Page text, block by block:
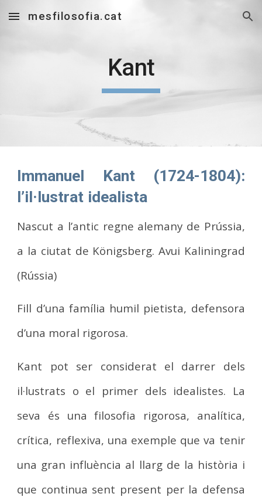
Skip to main content Skip to navigation
mesfilosofia.cat
Kant
Immanuel Kant (1724-1804):
l’il·lustrat idealista
Nascut a l’antic regne alemany de Prússia,
a la ciutat de Königsberg. Avui Kaliningrad
(Rússia)
Fill d’una família humil pietista, defensora
d’una moral rigorosa.
Kant pot ser considerat el darrer dels
il·lustrats o el primer dels idealistes. La
seva és una filosofia rigorosa, analítica,
crítica, reflexiva, una exemple que va tenir
una gran influència al llarg de la història i
que continua sent present per la defensa